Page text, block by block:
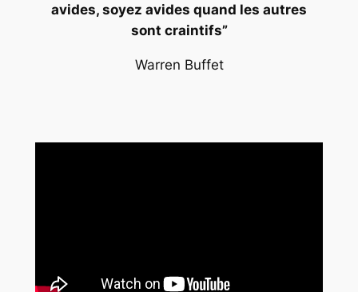
avides, soyez avides quand les autres
sont craintifs”
Warren Buffet